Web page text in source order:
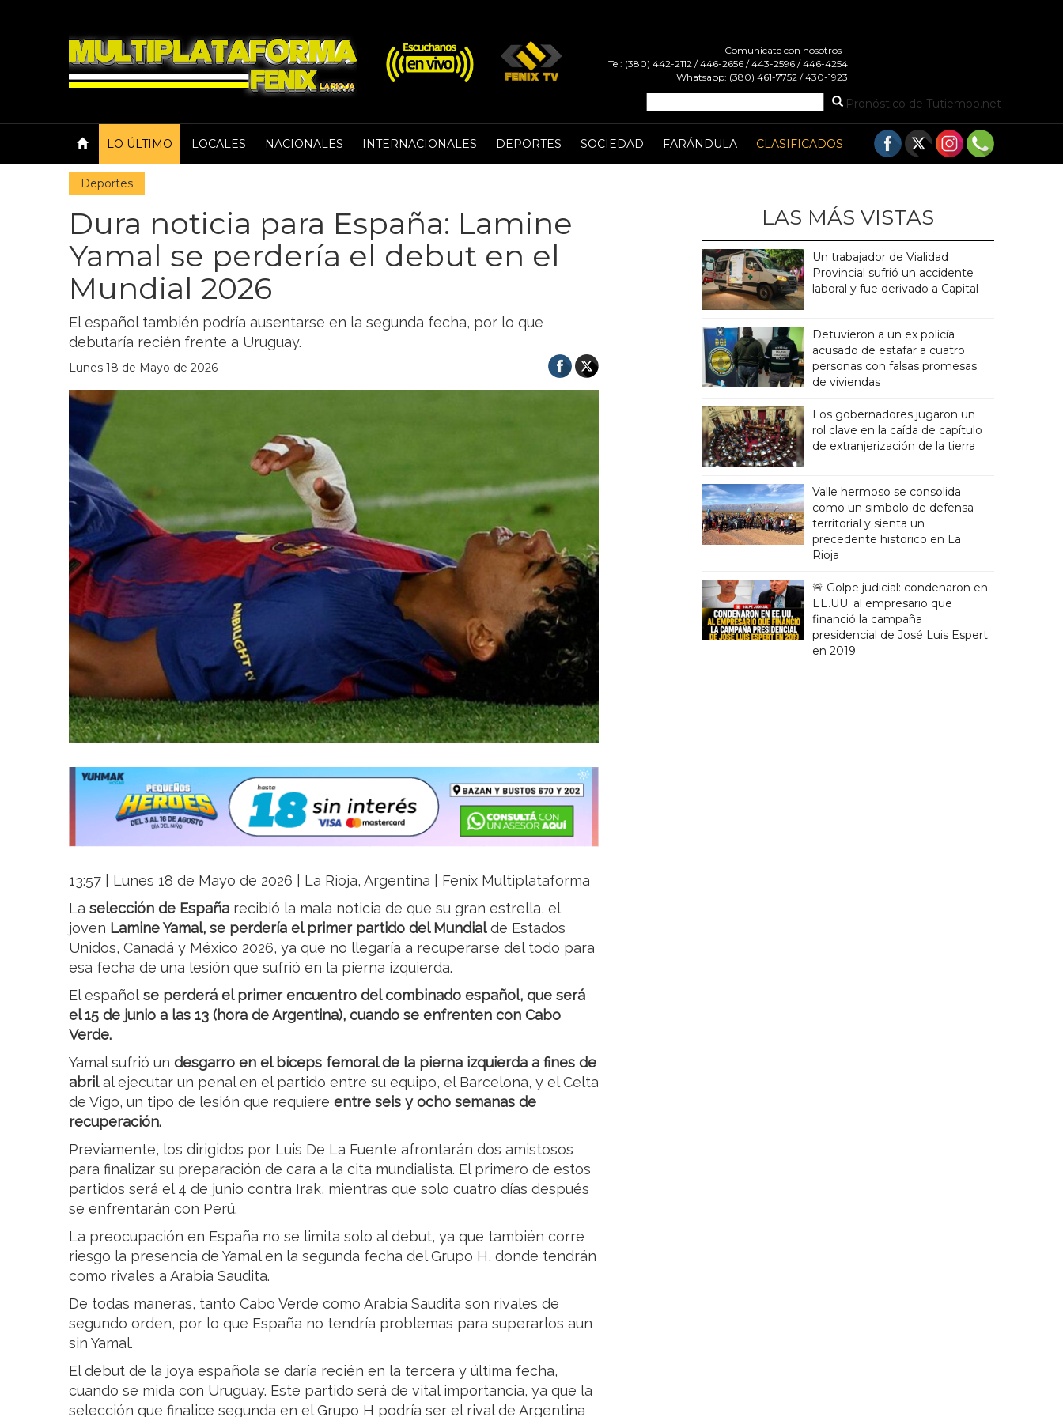
- Comunicate con nosotros -
Tel: (380) 442-2112 / 446-2656 / 443-2596 / 446-4254
Whatsapp: (380) 461-7752 / 430-1923
Pronóstico de Tutiempo.net
LO ÚLTIMO LOCALES NACIONALES INTERNACIONALES DEPORTES SOCIEDAD FARÁNDULA CLASIFICADOS
Deportes
Dura noticia para España: Lamine
Yamal se perdería el debut en el
Mundial 2026
El español también podría ausentarse en la segunda fecha, por lo que
debutaría recién frente a Uruguay.
Lunes 18 de Mayo de 2026
13:57 | Lunes 18 de Mayo de 2026 | La Rioja, Argentina | Fenix Multiplataforma
La selección de España recibió la mala noticia de que su gran estrella, el
joven Lamine Yamal, se perdería el primer partido del Mundialde Estados
Unidos, Canadá y México 2026, ya que no llegaría a recuperarse del todo para
esa fecha de una lesión que sufrió en la pierna izquierda.
El español se perderá el primer encuentro del combinado español, que será
el 15 de junio a las 13 (hora de Argentina), cuando se enfrenten con Cabo
Verde.
Yamal sufrió un desgarro en el bíceps femoral de la pierna izquierda a fines de
abrilal ejecutar un penal en el partido entre su equipo, el Barcelona, y el Celta
de Vigo, un tipo de lesión que requiere entre seis y ocho semanas de
recuperación.
Previamente, los dirigidos por Luis De La Fuente afrontarán dos amistosos
para finalizar su preparación de cara a la cita mundialista. El primero de estos
partidos será el 4 de junio contra Irak, mientras que solo cuatro días después
se enfrentarán con Perú.
La preocupación en España no se limita solo al debut, ya que también corre
riesgo la presencia de Yamal en la segunda fecha del Grupo H, donde tendrán
como rivales a Arabia Saudita.
De todas maneras, tanto Cabo Verde como Arabia Saudita son rivales de
segundo orden, por lo que España no tendría problemas para superarlos aun
sin Yamal.
El debut de la joya española se daría recién en la tercera y última fecha,
cuando se mida con Uruguay. Este partido será de vital importancia, ya que la
selección que finalice segunda en el Grupo H podría ser el rival de Argentina
LAS MÁS VISTAS
Un trabajador de Vialidad
Provincial sufrió un accidente
laboral y fue derivado a Capital
Detuvieron a un ex policía
acusado de estafar a cuatro
personas con falsas promesas
de viviendas
Los gobernadores jugaron un
rol clave en la caída de capítulo
de extranjerización de la tierra
Valle hermoso se consolida
como un simbolo de defensa
territorial y sienta un
precedente historico en La
Rioja
🚨 Golpe judicial: condenaron en
EE.UU. al empresario que
financió la campaña
presidencial de José Luis Espert
en 2019